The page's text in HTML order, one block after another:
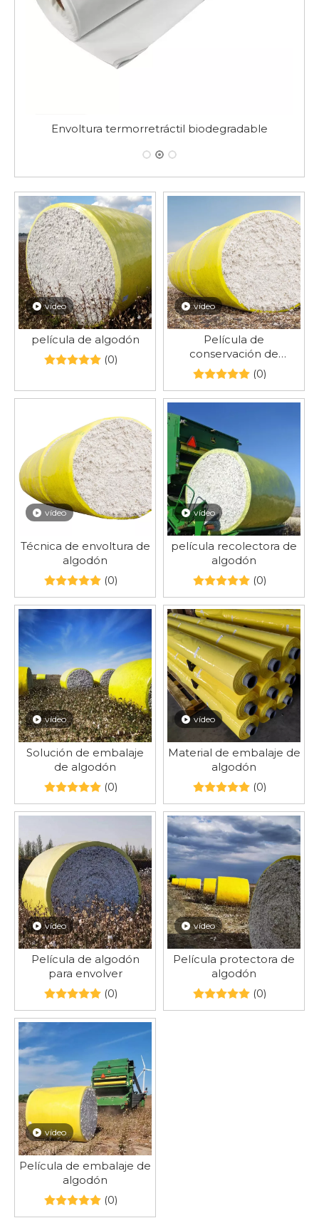
biodegradable Envoltura retráctil
vídeo
película de algodón
(0)
vídeo
Película de
conservación de
algodón.(0)
vídeo
Técnica de envoltura de
algodón
(0)
vídeo
película recolectora de
algodón
(0)
vídeo
Solución de embalaje
de algodón
(0)
vídeo
Material de embalaje de
algodón
(0)
vídeo
Película de algodón
para envolver
(0)
vídeo
Película protectora de
algodón
(0)
vídeo
Película de embalaje de
algodón
(0)